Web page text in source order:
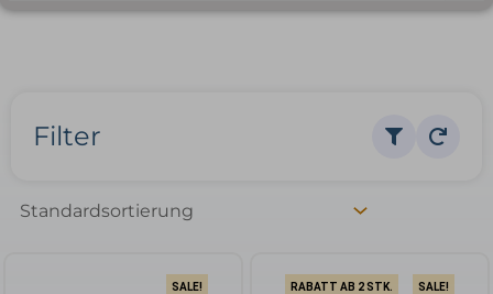
Filter
SALE! RABATT AB 2 STK. SALE!